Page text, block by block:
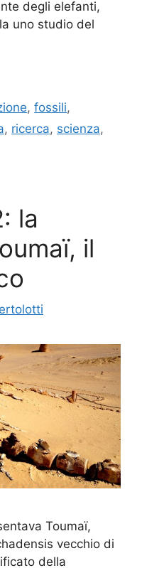
degli elefanti,
uno studio del
,fossili,
, ricerca, scienza,
la
il
Toumaï,
vecchio di
della